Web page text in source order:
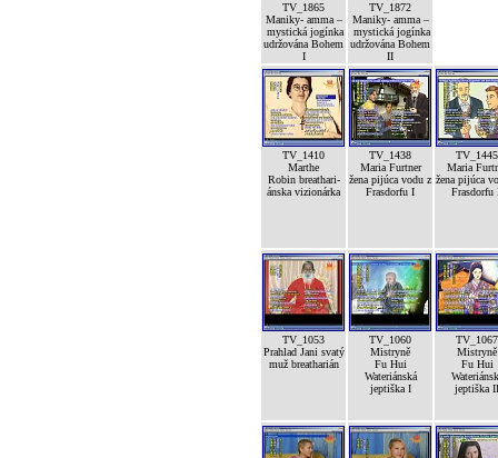
TV_1865
Maniky- amma –
mystická jogínka
udržována Bohem
I
TV_1872
Maniky- amma –
mystická jogínka
udržována Bohem
II
TV_1410
Marthe
Robin breathari-
ánska vizionárka
TV_1438
Maria Furtner
žena pijúca vodu z
Frasdorfu I
TV_1445
Maria
žena pijúca
Frasdorfu
TV_1053
Prahlad Jani svatý
muž breatharián
TV_1060
Mistryně
Fu Hui
Wateriánská
jeptiška I
TV_1067
Mistryně
Fu Hui
jeptiška II